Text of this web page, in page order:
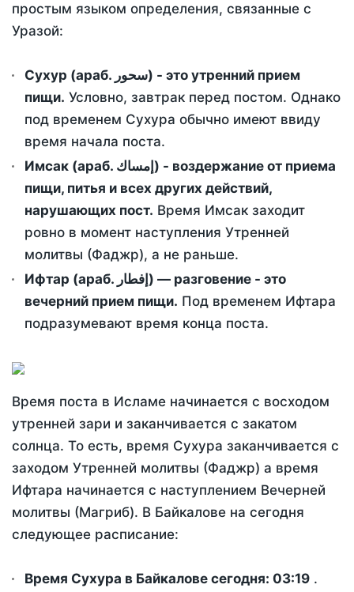
простым языком определения, связанные с
Уразой:
Сухур (араб. سحور) - это утренний прием
пищи. Условно, завтрак перед постом. Однако
под временем Сухура обычно имеют ввиду
время начала поста.
Имсак (араб. إمساك) - воздержание от приема
пищи, питья и всех других действий,
нарушающих пост. Время Имсак заходит
ровно в момент наступления Утренней
молитвы (Фаджр), а не раньше.
Ифтар (араб. إفطار) — разговение - это
вечерний прием пищи. Под временем Ифтара
подразумевают время конца поста.
Время поста в Исламе начинается с восходом
утренней зари и заканчивается с закатом
солнца. То есть, время Сухура заканчивается с
заходом Утренней молитвы (Фаджр) а время
Ифтара начинается с наступлением Вечерней
молитвы (Магриб). В Байкалове на сегодня
следующее расписание:
Время Сухура в Байкалове сегодня: 03:19 .